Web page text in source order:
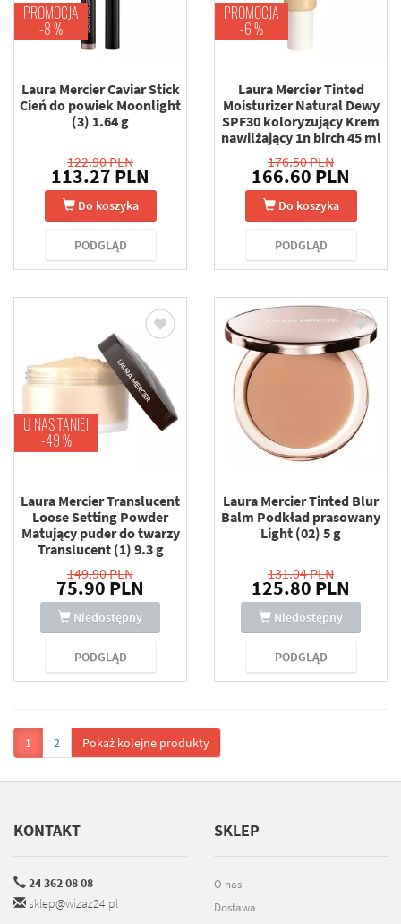
PROMOCJA
-8 %
Laura Mercier Caviar Stick
Cień do powiek Moonlight
(3) 1.64 g
122.90 PLN
113.27 PLN
Do koszyka
PODGLĄD
PROMOCJA
-6 %
Laura Mercier Tinted
Moisturizer Natural Dewy
SPF30 koloryzujący Krem
nawilżający 1n birch 45 ml
176.50 PLN
166.60 PLN
Do koszyka
PODGLĄD
U NAS TANIEJ
-49 %
Laura Mercier Translucent
Loose Setting Powder
Matujący puder do twarzy
Translucent (1) 9.3 g
149.90 PLN
75.90 PLN
Niedostępny
PODGLĄD
Laura Mercier Tinted Blur
Balm Podkład prasowany
Light (02) 5 g
131.04 PLN
125.80 PLN
Niedostępny
PODGLĄD
1 2 Pokaż kolejne produkty
KONTAKT
24 362 08 08
sklep@wizaz24.pl
SKLEP
O nas
Dostawa